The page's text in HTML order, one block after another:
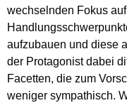
wechselnden Fokus
aufzubauen und diese
der Protagonist dabei
Facetten, die zum
weniger sympathisch.